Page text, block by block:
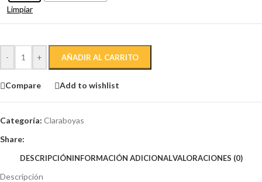
Limpiar
- + AÑADIR AL CARRITO
Compare Add to wishlist
Categoría: Claraboyas
Share:
DESCRIPCIÓNINFORMACIÓN ADICIONALVALORACIONES (0)
Descripción